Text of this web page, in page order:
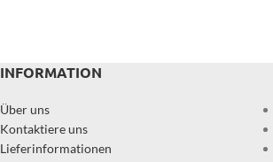
INFORMATION
Über uns
Kontaktiere uns
Lieferinformationen